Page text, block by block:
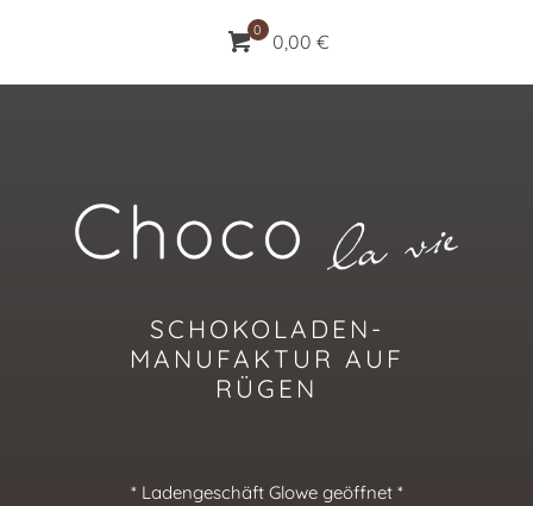
0 0,00 €
SCHOKOLADEN-
MANUFAKTUR AUF
RÜGEN
* Ladengeschäft Glowe geöffnet *